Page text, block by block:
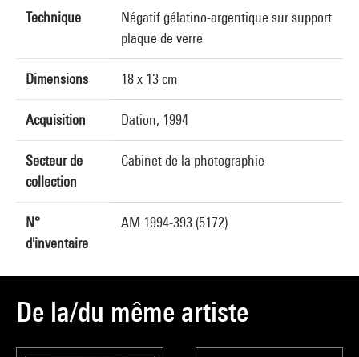
Technique
Négatif gélatino-argentique sur support
plaque de verre
Dimensions 18 x 13 cm
Acquisition Dation, 1994
Secteur de
collection
Cabinet de la photographie
N°
d'inventaire
AM 1994-393 (5172)
De la/du même artiste